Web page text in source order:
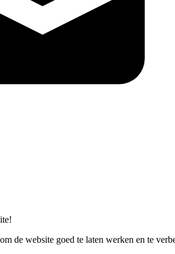
de website goed te laten werken en te